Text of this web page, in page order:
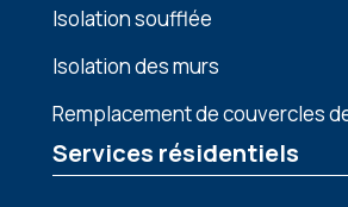
Isolation soufflée
Isolation des murs
Remplacement de couvercles
Services résidentiels